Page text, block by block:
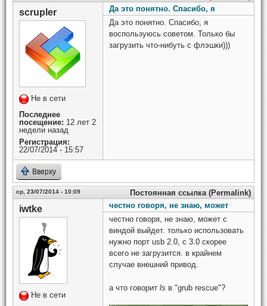
scrupler
Не в сети
Последнее
посещение: 12 лет 2
недели назад
Регистрация:
22/07/2014 - 15:57
Да это понятно. Спасибо, я
Да это понятно. Спасибо, я
воспользуюсь советом. Только бы
загрузить что-нибуть с флэшки)))
Вверху
ср, 23/07/2014 - 10:09 Постоянная ссылка (Permalink)
iwtke
Не в сети
честно говоря, не знаю, может
честно говоря, не знаю, может с
виндой выйдет. только использовать
нужно порт usb 2.0, с 3.0 скорее
всего не загрузится. в крайнем
случае внешний привод.
а что говорит ls в "grub rescue"?